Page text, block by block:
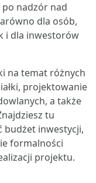
nadzór nad
dla osób,
i dla inwestorów
na temat różnych
projektowanie
a także
tu
budżet inwestycji,
formalności
projektu.